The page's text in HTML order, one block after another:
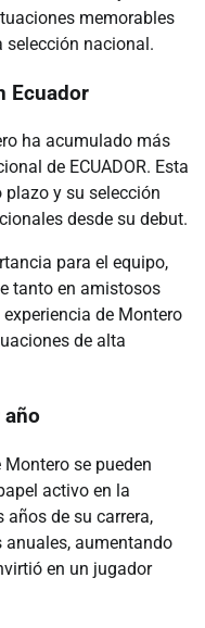
memorables
selección nacional.
Ecuador
ha acumulado más
de ECUADOR. Esta
y su selección
desde su debut.
para el equipo,
tanto en amistosos
de Montero
de alta
año
Montero se pueden
activo en la
de su carrera,
anuales, aumentando
en un jugador